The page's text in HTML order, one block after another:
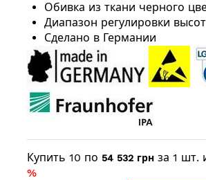
Обивка из ткани черного
Диапазон регулировки
Сделано в Германии
Купить 10 по 54 532 грн за 1 шт.
%